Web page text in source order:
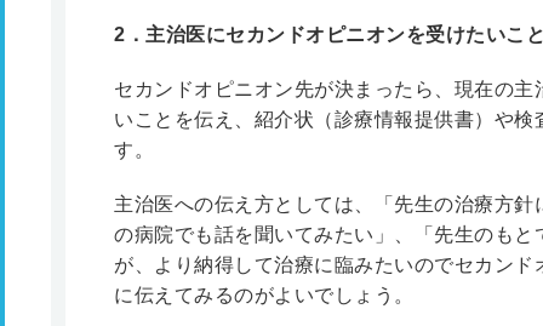
2 ．主治医にセカンドオピニオンを受けたいこ
セカンドオピニオン先が決まったら、現在の
いことを伝え、紹介状（診療情報提供書）や
す。
主治医への伝え方としては、「先生の治療方
の病院でも話を聞いてみたい」、「先生のも
が、より納得して治療に臨みたいのでセカン
に伝えてみるのがよいでしょう。